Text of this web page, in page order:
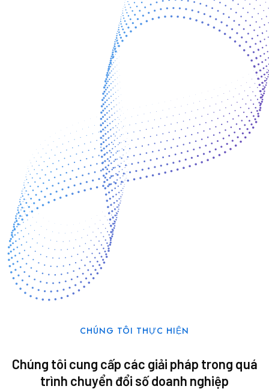
CHÚNG TÔI THỰC HIỆN
Chúng tôi cung cấp các giải pháp trong quá
trình chuyển đổi số doanh nghiệp